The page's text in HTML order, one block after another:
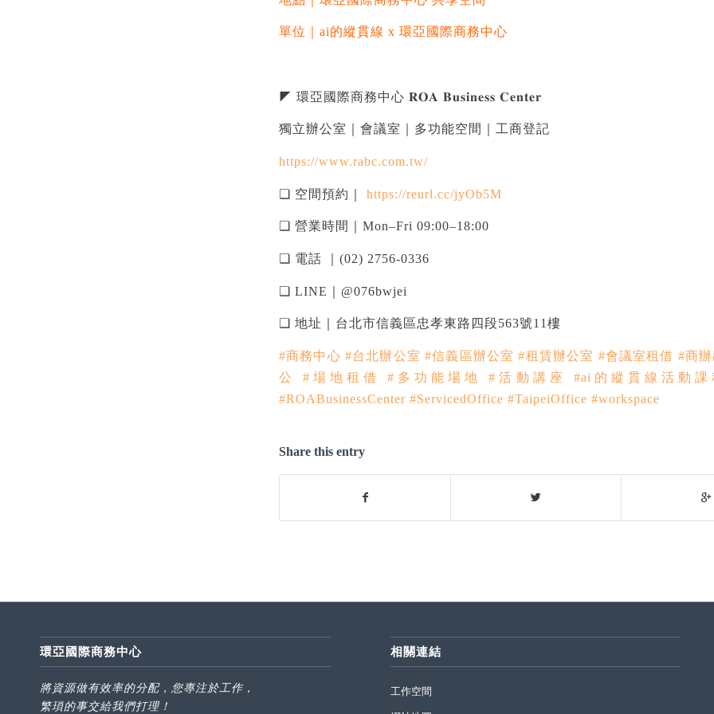
單位｜ai的縱貫線 x 環亞國際商務中心
◤ 環亞國際商務中心 𝐑𝐎𝐀 𝐁𝐮𝐬𝐢𝐧𝐞𝐬𝐬 𝐂𝐞𝐧𝐭𝐞𝐫
獨立辦公室｜會議室｜多功能空間｜工商登記
https://www.rabc.com.tw/
❏ 空間預約｜ https://reurl.cc/jyOb5M
❏ 營業時間｜Mon–Fri 09:00–18:00
❏ 電話 ｜(02) 2756-0336
❏ LINE｜@076bwjei
❏ 地址｜台北市信義區忠孝東路四段563號11樓
#商務中心 #台北辦公室 #信義區辦公室 #租賃辦公室 #會議室租借 #商辦
公
#場地租借 #多功能場地 #活動講座
#ai的縱貫線活動課
#ROABusinessCenter #ServicedOffice #TaipeiOffice #workspace
Share this entry
環亞國際商務中心
將資源做有效率的分配，您專注於工作，
繁瑣的事交給我們打理！
相關連結
工作空間